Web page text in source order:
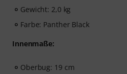
Gewicht: 2,0 kg
Farbe: Panther Black
Innenmaße:
Oberbug: 19 cm